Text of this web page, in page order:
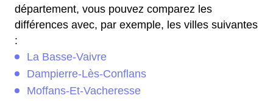
département, vous pouvez comparez les
différences avec, par exemple, les villes suivantes
:
La Basse-Vaivre
Dampierre-Lès-Conflans
Moffans-Et-Vacheresse